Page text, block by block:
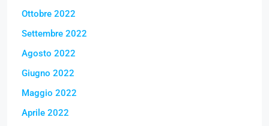
Ottobre 2022
Settembre 2022
Agosto 2022
Giugno 2022
Maggio 2022
Aprile 2022